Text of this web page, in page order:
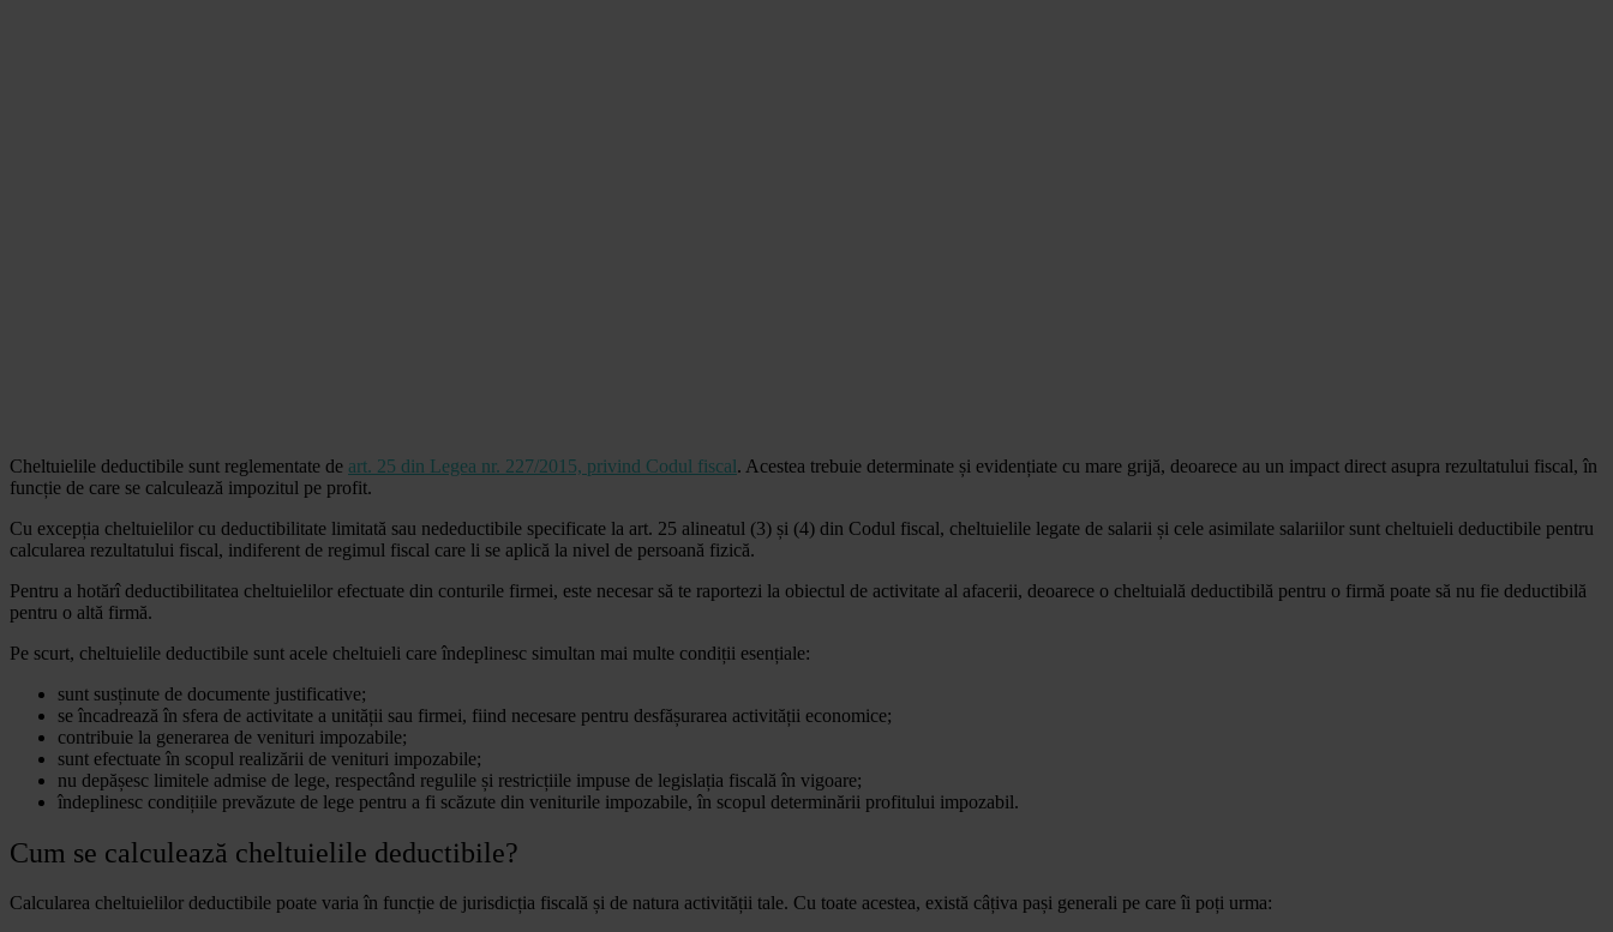
Cheltuielile deductibile sunt reglementate de art. 25 din Legea nr. 227/2015, privind Codul fiscal. Acestea trebuie determinate și evidențiate cu mare grijă, deoarece au un impact direct asupra rezultatului fiscal, în
funcție de care se calculează impozitul pe profit.
Cu excepția cheltuielilor cu deductibilitate limitată sau nedeductibile specificate la art. 25 alineatul (3) și (4) din Codul fiscal, cheltuielile legate de salarii și cele asimilate salariilor sunt cheltuieli deductibile pentru
calcularea rezultatului fiscal, indiferent de regimul fiscal care li se aplică la nivel de persoană fizică.
Pentru a hotărî deductibilitatea cheltuielilor efectuate din conturile firmei, este necesar să te raportezi la obiectul de activitate al afacerii, deoarece o cheltuială deductibilă pentru o firmă poate să nu fie deductibilă
pentru o altă firmă.
Pe scurt, cheltuielile deductibile sunt acele cheltuieli care îndeplinesc simultan mai multe condiții esențiale:
sunt susținute de documente justificative;
se încadrează în sfera de activitate a unității sau firmei, fiind necesare pentru desfășurarea activității economice;
contribuie la generarea de venituri impozabile;
sunt efectuate în scopul realizării de venituri impozabile;
nu depășesc limitele admise de lege, respectând regulile și restricțiile impuse de legislația fiscală în vigoare;
îndeplinesc condițiile prevăzute de lege pentru a fi scăzute din veniturile impozabile, în scopul determinării profitului impozabil.
Cum se calculează cheltuielile deductibile?
Calcularea cheltuielilor deductibile poate varia în funcție de jurisdicția fiscală și de natura activității tale. Cu toate acestea, există câțiva pași generali pe care îi poți urma: